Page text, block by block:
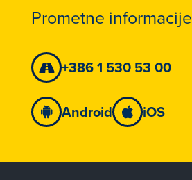
Prometne informacije
+386 1 530 53 00
Android iOS